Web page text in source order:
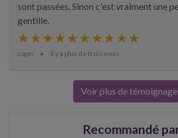
sont passées. Sinon c'est vraiment une
gentille.
capri Il y a plus de trois mois
Voir plus de
Recommandé